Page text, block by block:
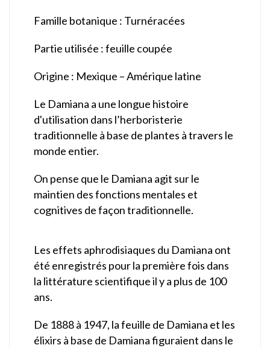
Famille botanique : Turnéracées
Partie utilisée : feuille coupée
Origine : Mexique – Amérique latine
Le Damiana a une longue histoire
d'utilisation dans l’herboristerie
traditionnelle à base de plantes à travers le
monde entier.
On pense que le Damiana agit sur le
maintien des fonctions mentales et
cognitives de façon traditionnelle.
Les effets aphrodisiaques du Damiana ont
été enregistrés pour la première fois dans
la littérature scientifique il y a plus de 100
ans.
De 1888 à 1947, la feuille de Damiana et les
élixirs à base de Damiana figuraient dans le